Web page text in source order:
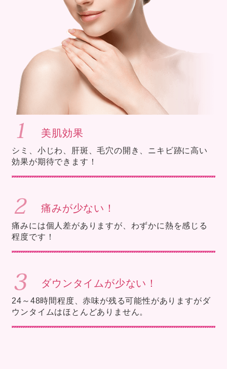
美肌効果
シミ、小じわ、肝斑、毛穴の開き、ニキビ跡に高い
効果が期待できます！
痛みが少ない！
痛みには個人差がありますが、わずかに熱を感じる
程度です！
ダウンタイムが少ない！
24～48時間程度、赤味が残る可能性がありますがダ
ウンタイムはほとんどありません。